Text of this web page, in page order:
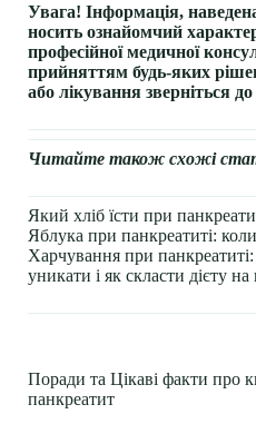
Увага! Інформація,
носить ознайомчий
професійної медичної
прийняттям будь-яких
або лікування зверніться
Читайте також схожі
Який хліб їсти при
Яблука при панкреатиті:
Харчування при
уникати і як скласти дієту
Поради та Цікаві факти про
панкреатит